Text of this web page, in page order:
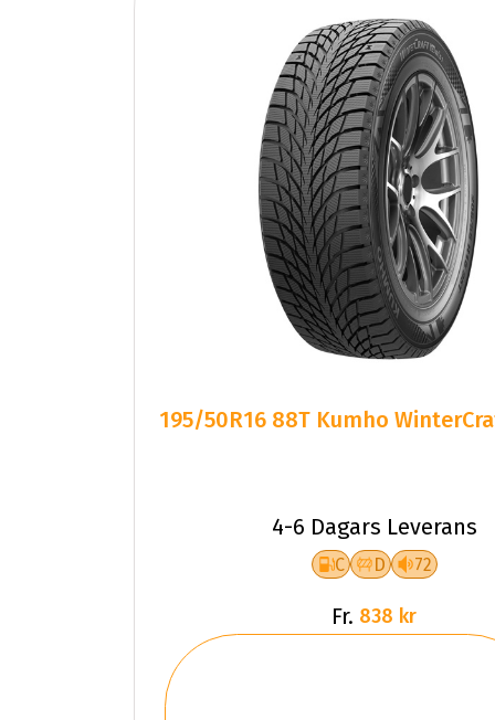
195/50R16 88T Kumho
4-6 Dagars Leverans
C D 72
Fr. 838 kr